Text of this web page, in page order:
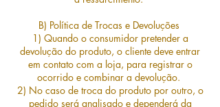
B) Política de Trocas e Devoluções
1) Quando o consumidor pretender a
devolução do produto, o cliente deve entrar
em contato com a loja, para registrar o
ocorrido e combinar a devolução.
2) No caso de troca do produto por outro, o
pedido será analisado e dependerá da